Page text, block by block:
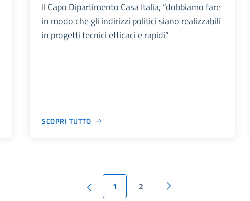
Il Capo Dipartimento Casa Italia, “dobbiamo fare
in modo che gli indirizzi politici siano realizzabili
in progetti tecnici efficaci e rapidi”
SCOPRI TUTTO
1 2